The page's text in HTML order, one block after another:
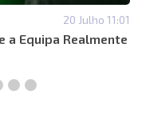
20 Julho 11:01
a Equipa Realmente